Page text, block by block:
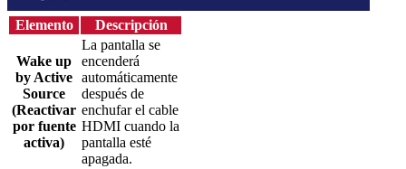
Elemento Descripción
Wake up
by Active
Source
(Reactivar
por fuente
activa)
La pantalla se
encenderá
automáticamente
después de
enchufar el cable
HDMI cuando la
pantalla esté
apagada.